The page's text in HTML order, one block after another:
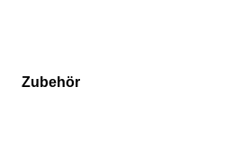
Produktgalerie überspringen
Zubehör